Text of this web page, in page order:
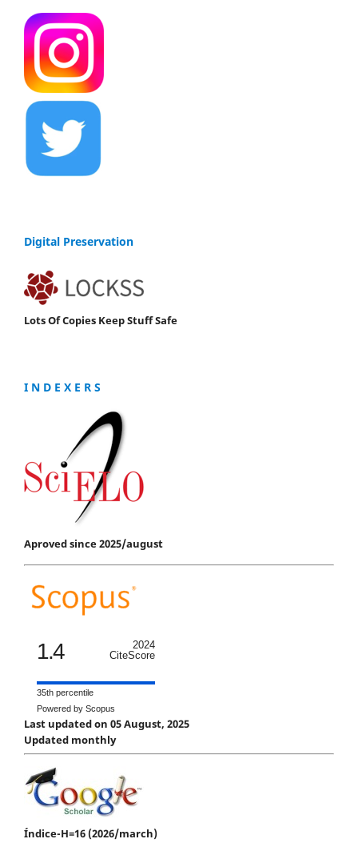
Digital Preservation
Lots Of Copies Keep Stuff Safe
I N D E X E R S
Aproved since 2025/august
1.4
2024
CiteScore
35th percentile
Powered by Scopus
Last updated on 05 August, 2025
Updated monthly
Índice-H=16 (2026/march)